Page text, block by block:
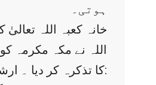
ہوتی۔
خانہ کعبہ اللہ تعالیٰ
اللہ نے مکہ مکرمہ
کا تذکرہ کر دیا ۔ ارشاد فرمایا: